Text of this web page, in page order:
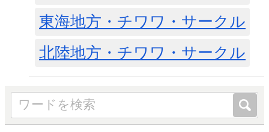
東海地方・チワワ・サークル
北陸地方・チワワ・サークル